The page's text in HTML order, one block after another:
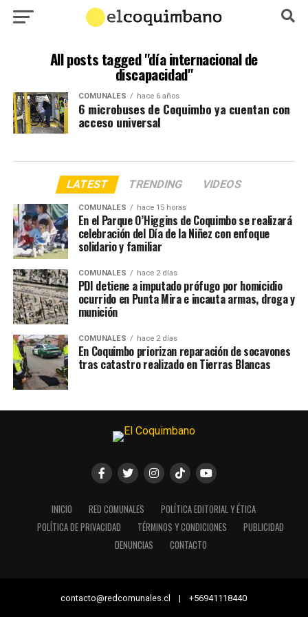
All posts tagged "día internacional de
discapacidad"
COMUNALES hace 6 años
6 microbuses de Coquimbo ya cuentan con
acceso universal
LATEST TRENDING VIDEOS
COMUNALES hace 15 horas
En el Parque O’Higgins de Coquimbo se realizará
celebración del Día de la Niñez con enfoque
solidario y familiar
COMUNALES hace 2 días
PDI detiene a imputado prófugo por homicidio
ocurrido en Punta Mira e incauta armas, droga y
munición
COMUNALES hace 2 días
En Coquimbo priorizan reparación de socavones
tras catastro realizado en Tierras Blancas
INICIO RED COMUNALES
POLÍTICA EDITORIAL Y ÉTICA
POLÍTICA DE PRIVACIDAD
TÉRMINOS Y CONDICIONES
PUBLICIDAD
DENUNCIAS
CONTACTO
contacto@redcomunales.cl | +56941118440